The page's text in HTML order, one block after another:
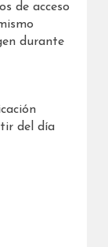
de acceso
durante
del día